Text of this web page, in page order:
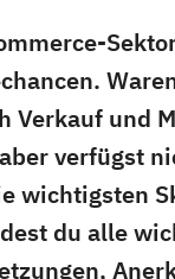
Verkauf und
verfügst
wichtigsten
du alle